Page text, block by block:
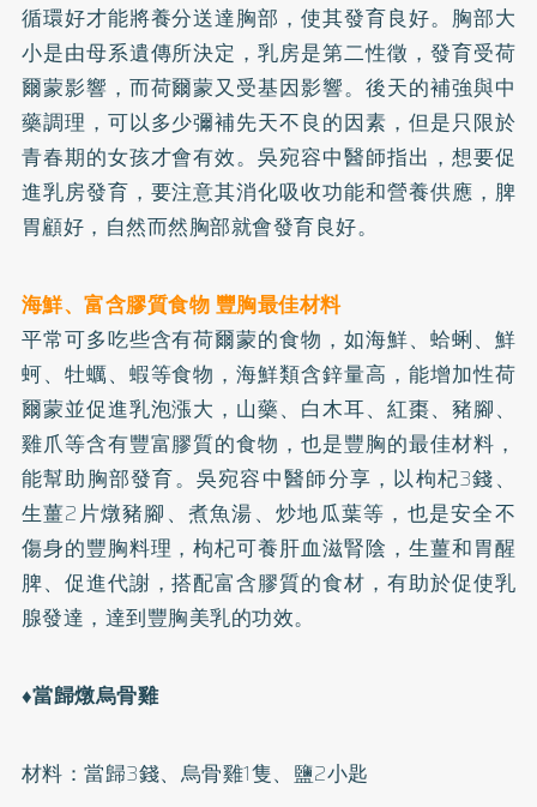
循環好才能將養分送達胸部，使其發育良好。胸部大
小是由母系遺傳所決定，乳房是第二性徵，發育受荷
爾蒙影響，而荷爾蒙又受基因影響。後天的補強與中
藥調理，可以多少彌補先天不良的因素，但是只限於
青春期的女孩才會有效。吳宛容中醫師指出，想要促
進乳房發育，要注意其消化吸收功能和營養供應，脾
胃顧好，自然而然胸部就會發育良好。
海鮮、富含膠質食物 豐胸最佳材料
平常可多吃些含有荷爾蒙的食物，如海鮮、蛤蜊、鮮
蚵、牡蠣、蝦等食物，海鮮類含鋅量高，能增加性荷
爾蒙並促進乳泡漲大，山藥、白木耳、紅棗、豬腳、
雞爪等含有豐富膠質的食物，也是豐胸的最佳材料，
能幫助胸部發育。吳宛容中醫師分享，以枸杞3錢、
生薑2片燉豬腳、煮魚湯、炒地瓜葉等，也是安全不
傷身的豐胸料理，枸杞可養肝血滋腎陰，生薑和胃醒
脾、促進代謝，搭配富含膠質的食材，有助於促使乳
腺發達，達到豐胸美乳的功效。
♦當歸燉烏骨雞
材料：當歸3錢、烏骨雞1隻、鹽2小匙